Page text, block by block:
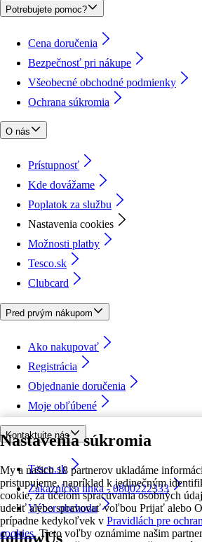
Nastavenia súkromia
My a našich 18 partnerov ukladáme
pristupujeme, napríklad k jedinečným
cookie, za účelom spracúvania osobných
udeliť alebo spravovať voľbou Prijať alebo
prípadne kedykoľvek v Pravidlách pre
cookies. Tieto voľby oznámime našim
Potrebujete pomoc?
Cena doručenia
Bezpečnosť pri nákupe
Všeobecné obchodné podmienky
Ochrana súkromia
O nás
Prístupnosť
Kde dovážame
Poplatok za službu
Nastavenia cookies
Možnosti platby
Tesco.sk
Clubcard
Pred prvým nákupom
Ako nakupovať
Registrácia
Objednanie doručenia
Moje obľúbené
Kontaktujte nás
Tesco.sk
Zákaznícka linka - 0800222333
Výber obchodu
followUs